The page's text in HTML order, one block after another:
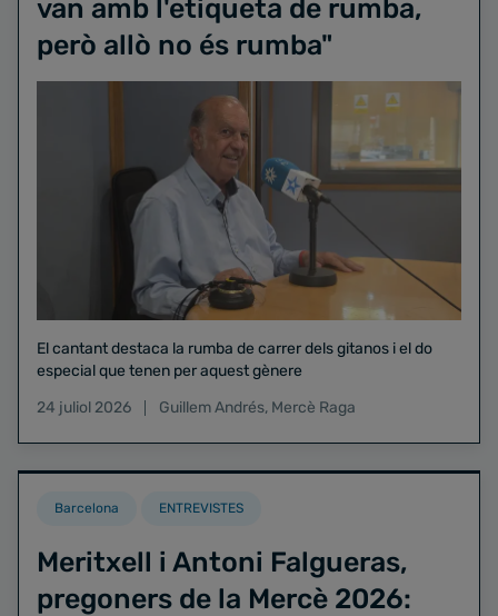
van amb l'etiqueta de rumba,
però allò no és rumba"
El cantant destaca la rumba de carrer dels gitanos i el do
especial que tenen per aquest gènere
24 juliol 2026
Guillem Andrés, Mercè Raga
Barcelona ENTREVISTES
Meritxell i Antoni Falgueras,
pregoners de la Mercè 2026: